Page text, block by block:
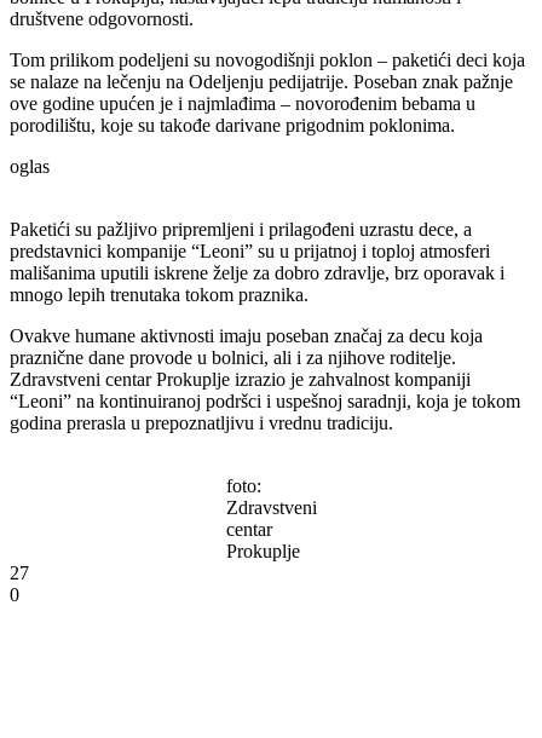
društvene odgovornosti.
Tom prilikom podeljeni su novogodišnji poklon – paketići deci koja
se nalaze na lečenju na Odeljenju pedijatrije. Poseban znak pažnje
ove godine upućen je i najmlađima – novorođenim bebama u
porodilištu, koje su takođe darivane prigodnim poklonima.
oglas
Paketići su pažljivo pripremljeni i prilagođeni uzrastu dece, a
predstavnici kompanije “Leoni” su u prijatnoj i toploj atmosferi
mališanima uputili iskrene želje za dobro zdravlje, brz oporavak i
mnogo lepih trenutaka tokom praznika.
Ovakve humane aktivnosti imaju poseban značaj za decu koja
praznične dane provode u bolnici, ali i za njihove roditelje.
Zdravstveni centar Prokuplje izrazio je zahvalnost kompaniji
“Leoni” na kontinuiranoj podršci i uspešnoj saradnji, koja je tokom
godina prerasla u prepoznatljivu i vrednu tradiciju.
foto:
Zdravstveni
centar
Prokuplje
27
0